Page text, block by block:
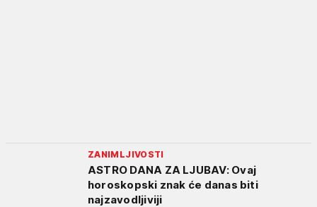
ZANIMLJIVOSTI
ASTRO DANA ZA LJUBAV: Ovaj
horoskopski znak će danas biti
najzavodljiviji